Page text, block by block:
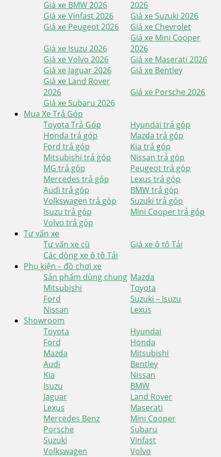
Giá xe BMW 2026
2026
Giá xe Vinfast 2026
Giá xe Suzuki 2026
Giá xe Peugeot 2026
Giá xe Chevrolet
Giá xe Isuzu 2026
Giá xe Mini Cooper
2026
Giá xe Volvo 2026
Giá xe Maserati 2026
Giá xe Jaguar 2026
Giá xe Bentley
Giá xe Land Rover
2026
Giá xe Porsche 2026
Giá xe Subaru 2026
Mua Xe Trả Góp
Toyota Trả Góp
Hyundai trả góp
Honda trả góp
Mazda trả góp
Ford trả góp
Kia trả góp
Mitsubishi trả góp
Nissan trả góp
MG trả góp
Peugeot trả góp
Mercedes trả góp
Lexus trả góp
Audi trả góp
BMW trả góp
Volkswagen trả góp
Suzuki trả góp
Isuzu trả góp
Mini Cooper trả góp
Volvo trả góp
Tư vấn xe
Tư vấn xe cũ
Giá xe ô tô Tải
Các dòng xe ô tô Tải
Phụ kiện – đồ chơi xe
Sản phẩm dùng chung Mazda
Mitsubishi
Toyota
Ford
Suzuki – Isuzu
Nissan
Lexus
Showroom
Toyota
Hyundai
Ford
Honda
Mazda
Mitsubishi
Audi
Bentley
Kia
Nissan
Isuzu
BMW
Jaguar
Land Rover
Lexus
Maserati
Mercedes Benz
Mini Cooper
Porsche
Subaru
Suzuki
Vinfast
Volkswagen
Volvo